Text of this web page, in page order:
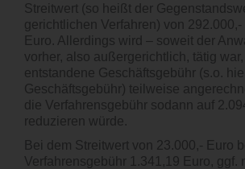
Streitwert (so heißt der
gerichtlichen Verfahren) von
Euro. Allerdings wird – soweit der
vorher, also außergerichtlich, tätig
entstandene Geschäftsgebühr (s.o.
Geschäftsgebühr) teilweise
die Verfahrensgebühr sodann auf
reduzieren würde.
Bei dem Streitwert von 23.000,- Euro
Verfahrensgebühr 1.341,19 Euro, ggf.